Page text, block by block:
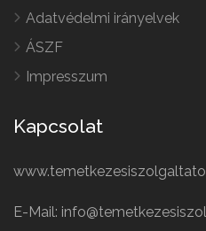
Adatvédelmi irányelvek
ÁSZF
Impresszum
Kapcsolat
E-Mail: